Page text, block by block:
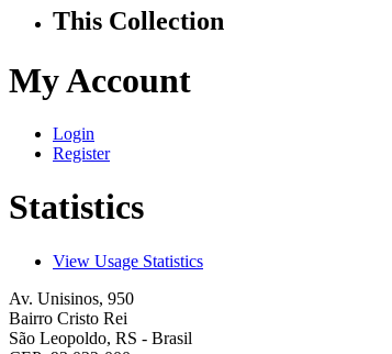
This Collection
My Account
Login
Register
Statistics
View Usage Statistics
Av. Unisinos, 950
Bairro Cristo Rei
São Leopoldo, RS - Brasil